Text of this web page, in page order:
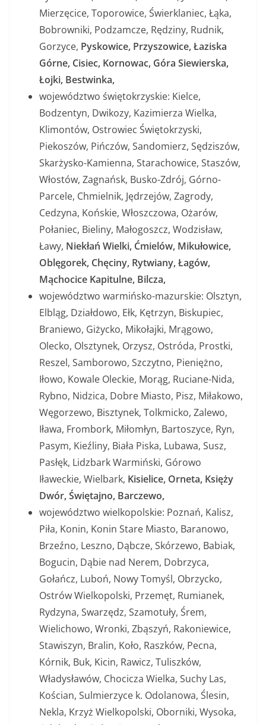
Mierzęcice, Toporowice, Świerklaniec, Łąka,
Bobrowniki, Podzamcze, Rędziny, Rudnik,
Gorzyce, Pyskowice, Przyszowice, Łaziska
Górne, Cisiec, Kornowac, Góra Siewierska,
Łojki, Bestwinka,
województwo świętokrzyskie: Kielce,
Bodzentyn, Dwikozy, Kazimierza Wielka,
Klimontów, Ostrowiec Świętokrzyski,
Piekoszów, Pińczów, Sandomierz, Sędziszów,
Skarżysko-Kamienna, Starachowice, Staszów,
Włostów, Zagnańsk, Busko-Zdrój, Górno-
Parcele, Chmielnik, Jędrzejów, Zagrody,
Cedzyna, Końskie, Włoszczowa, Ożarów,
Połaniec, Bieliny, Małogoszcz, Wodzisław,
Ławy, Niekłań Wielki, Ćmielów, Mikułowice,
Oblęgorek, Chęciny, Rytwiany, Łagów,
Mąchocice Kapitulne, Bilcza,
województwo warmińsko-mazurskie: Olsztyn,
Elbląg, Działdowo, Ełk, Kętrzyn, Biskupiec,
Braniewo, Giżycko, Mikołajki, Mrągowo,
Olecko, Olsztynek, Orzysz, Ostróda, Prostki,
Reszel, Samborowo, Szczytno, Pieniężno,
Iłowo, Kowale Oleckie, Morąg, Ruciane-Nida,
Rybno, Nidzica, Dobre Miasto, Pisz, Miłakowo,
Węgorzewo, Bisztynek, Tolkmicko, Zalewo,
Iława, Frombork, Miłomłyn, Bartoszyce, Ryn,
Pasym, Kieźliny, Biała Piska, Lubawa, Susz,
Pasłęk, Lidzbark Warmiński, Górowo
Iławeckie, Wielbark, Kisielice, Orneta, Księży
Dwór, Świętajno, Barczewo,
województwo wielkopolskie: Poznań, Kalisz,
Piła, Konin, Konin Stare Miasto, Baranowo,
Brzeźno, Leszno, Dąbcze, Skórzewo, Babiak,
Bogucin, Dąbie nad Nerem, Dobrzyca,
Gołańcz, Luboń, Nowy Tomyśl, Obrzycko,
Ostrów Wielkopolski, Przemęt, Rumianek,
Rydzyna, Swarzędz, Szamotuły, Śrem,
Wielichowo, Wronki, Zbąszyń, Rakoniewice,
Stawiszyn, Bralin, Koło, Raszków, Pecna,
Kórnik, Buk, Kicin, Rawicz, Tuliszków,
Władysławów, Chocicza Wielka, Suchy Las,
Kościan, Sulmierzyce k. Odolanowa, Ślesin,
Nekla, Krzyż Wielkopolski, Oborniki, Wysoka,